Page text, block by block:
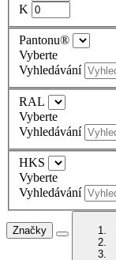
K
Pantonu®
Vyberte
Vyhledávání
RAL
Vyberte
Vyhledávání
HKS
Vyberte
Vyhledávání
Značky